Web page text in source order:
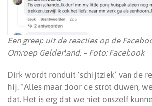
Een greep uit de reacties op de
Omroep Gelderland. – Foto: Facebook
Dirk wordt ronduit ‘schijtziek’ van de
hij. “Alles maar door de strot duwen,
dat. Het is erg dat we niet onszelf